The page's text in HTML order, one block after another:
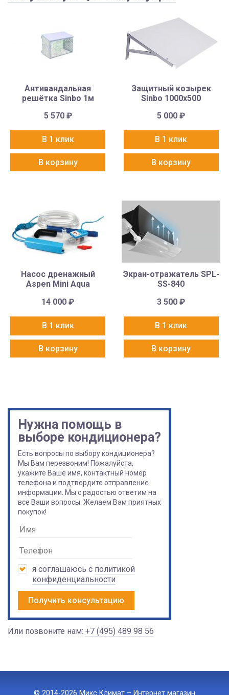
Антивандальная
решётка Sinbo 1м
5 570 ₽
В 1 клик
В корзину
Защитный козырек
Sinbo 1000х500
5 000₽
В 1 клик
В корзину
Насос дренажный
Aspen Mini Aqua
14 000₽
В 1 клик
В корзину
Экран-отражатель SPL-
SS-840
3 500₽
В 1 клик
В корзину
Нужна помощь в
выборе кондиционера?
Есть вопросы по выбору кондиционера?
Мы Вам перезвоним! Пожалуйста,
укажите Ваше имя, контактный номер
телефона и подтвердите отправление
информации. Мы с радостью ответим на
все Ваши вопросы. Желаем Вам приятных
покупок!
я соглашаюсь с политикой
конфиденциальности
Получить консультацию
Или позвоните нам: +7 (495) 489 98 56